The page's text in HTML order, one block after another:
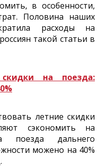
в особенности,
Половина наших
расходы на
такой статьи в
на поезда:
летние скидки
сэкономить на
поезда дальнего
можено на 40%